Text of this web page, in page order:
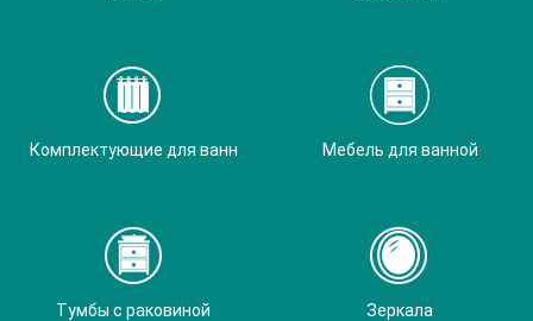
Комплектующие для ванн Мебель для ванной
Тумбы с раковиной Зеркала